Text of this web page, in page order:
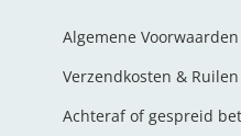
Algemene Voorwaarden
Verzendkosten &
Achteraf of gespreid